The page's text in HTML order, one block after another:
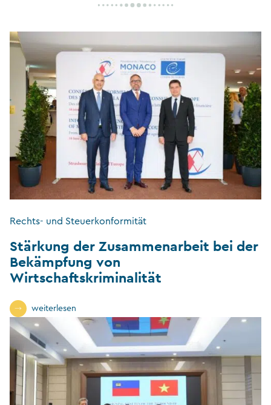
Rechts- und Steuerkonformität
Stärkung der Zusammenarbeit bei der
Bekämpfung von
Wirtschaftskriminalität
weiterlesen